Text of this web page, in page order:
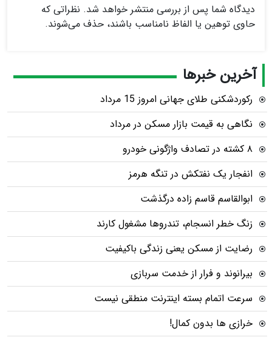
دیدگاه شما پس از بررسی منتشر خواهد شد. نظراتی که
حاوی توهین یا الفاظ نامناسب باشند، حذف می‌شوند.
آخرین خبرها
رکوردشکنی طلای جهانی امروز 15 مرداد
نگاهی به قیمت بازار مسکن در مرداد
۸ کشته در تصادف واژگونی خودرو
انفجار یک نفتکش در تنگه هرمز
ابوالقاسم قاسم زاده درگذشت
زنگ خطر انسجام، تندروها مشغول کارند
رضایت از مسکن یعنی زندگی باکیفیت
بیرانوند و فرار از خدمت سربازی
سرعت اتمام بسته‌ اینترنت منطقی نیست
خرازی ها بدون کمال!